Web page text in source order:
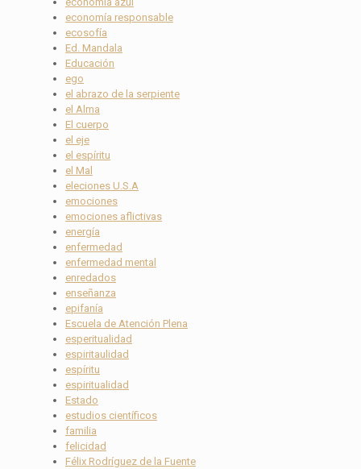
economía responsable
ecosofía
Ed. Mandala
Educación
ego
el abrazo de la serpiente
el Alma
El cuerpo
el eje
el espíritu
el Mal
eleciones U.S.A
emociones
emociones aflictivas
energía
enfermedad
enfermedad mental
enredados
enseñanza
epifanía
Escuela de Atención Plena
esperitualidad
espiritaulidad
espíritu
espiritualidad
Estado
estudios científicos
familia
felicidad
Félix Rodríguez de la Fuente